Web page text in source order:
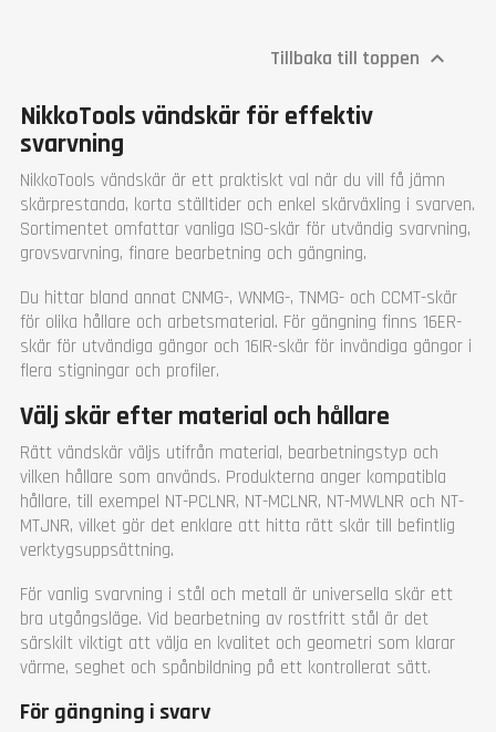
Tillbaka till toppen 
NikkoTools vändskär för effektiv
svarvning
NikkoTools vändskär är ett praktiskt val när du vill få jämn
skärprestanda, korta ställtider och enkel skärväxling i svarven.
Sortimentet omfattar vanliga ISO-skär för utvändig svarvning,
grovsvarvning, finare bearbetning och gängning.
Du hittar bland annat CNMG-, WNMG-, TNMG- och CCMT-skär
för olika hållare och arbetsmaterial. För gängning finns 16ER-
skär för utvändiga gängor och 16IR-skär för invändiga gängor i
flera stigningar och profiler.
Välj skär efter material och hållare
Rätt vändskär väljs utifrån material, bearbetningstyp och
vilken hållare som används. Produkterna anger kompatibla
hållare, till exempel NT-PCLNR, NT-MCLNR, NT-MWLNR och NT-
MTJNR, vilket gör det enklare att hitta rätt skär till befintlig
verktygsuppsättning.
För vanlig svarvning i stål och metall är universella skär ett
bra utgångsläge. Vid bearbetning av rostfritt stål är det
särskilt viktigt att välja en kvalitet och geometri som klarar
värme, seghet och spånbildning på ett kontrollerat sätt.
För gängning i svarv